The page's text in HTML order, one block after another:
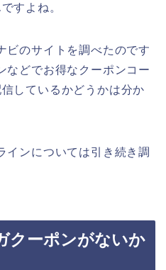
すよね。
ビのサイトを調べたのです
などでお得なクーポンコー
しているかどうかは分か
インについては引き続き調
クーポンがないか